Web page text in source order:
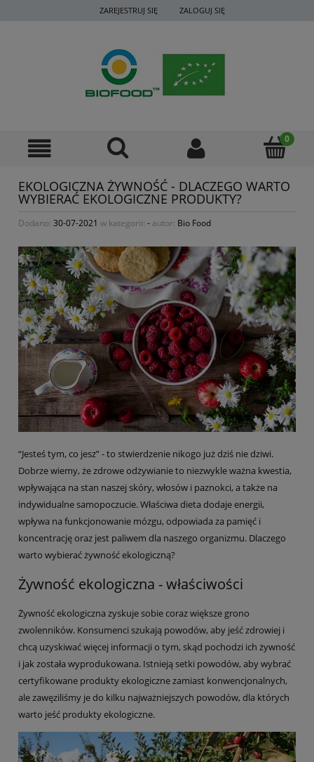
ZAREJESTRUJ SIĘ ZALOGUJ SIĘ
EKOLOGICZNA ŻYWNOŚĆ - DLACZEGO WARTO
WYBIERAĆ EKOLOGICZNE PRODUKTY?
Dodano: 30-07-2021 w kategorii: - autor: Bio Food
“Jesteś tym, co jesz” - to stwierdzenie nikogo już dziś nie dziwi.
Dobrze wiemy, że zdrowe odżywianie to niezwykle ważna kwestia,
wpływająca na stan naszej skóry, włosów i paznokci, a także na
indywidualne samopoczucie. Właściwa dieta dodaje energii,
wpływa na funkcjonowanie mózgu, odpowiada za pamięć i
koncentrację oraz jest paliwem dla naszego organizmu. Dlaczego
warto wybierać żywność ekologiczną?
Żywność ekologiczna - właściwości
Żywność ekologiczna zyskuje sobie coraz większe grono
zwolenników. Konsumenci szukają powodów, aby jeść zdrowiej i
chcą uzyskiwać więcej informacji o tym, skąd pochodzi ich żywność
i jak została wyprodukowana. Istnieją setki powodów, aby wybrać
certyfikowane produkty ekologiczne zamiast konwencjonalnych,
ale zawęziliśmy je do kilku najważniejszych powodów, dla których
warto jeść produkty ekologiczne.